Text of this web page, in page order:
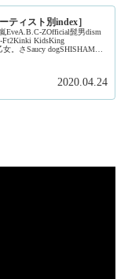
ティスト別index］
EveA.B.C-ZOfficial髭男dism
Ft2Kinki KidsKing
。さSaucy dogSHISHAMO
2020.04.24